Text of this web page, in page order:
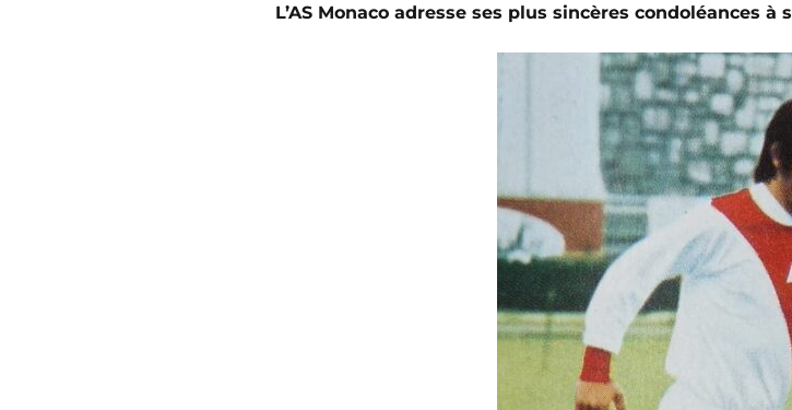
L’AS Monaco adresse ses plus sincères condoléances